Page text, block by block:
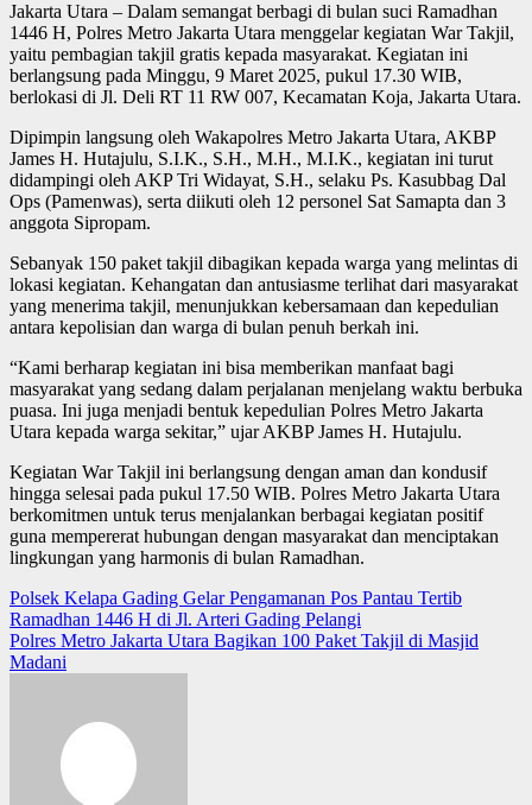
Jakarta Utara – Dalam semangat berbagi di bulan suci Ramadhan
1446 H, Polres Metro Jakarta Utara menggelar kegiatan War Takjil,
yaitu pembagian takjil gratis kepada masyarakat. Kegiatan ini
berlangsung pada Minggu, 9 Maret 2025, pukul 17.30 WIB,
berlokasi di Jl. Deli RT 11 RW 007, Kecamatan Koja, Jakarta Utara.
Dipimpin langsung oleh Wakapolres Metro Jakarta Utara, AKBP
James H. Hutajulu, S.I.K., S.H., M.H., M.I.K., kegiatan ini turut
didampingi oleh AKP Tri Widayat, S.H., selaku Ps. Kasubbag Dal
Ops (Pamenwas), serta diikuti oleh 12 personel Sat Samapta dan 3
anggota Sipropam.
Sebanyak 150 paket takjil dibagikan kepada warga yang melintas di
lokasi kegiatan. Kehangatan dan antusiasme terlihat dari masyarakat
yang menerima takjil, menunjukkan kebersamaan dan kepedulian
antara kepolisian dan warga di bulan penuh berkah ini.
“Kami berharap kegiatan ini bisa memberikan manfaat bagi
masyarakat yang sedang dalam perjalanan menjelang waktu berbuka
puasa. Ini juga menjadi bentuk kepedulian Polres Metro Jakarta
Utara kepada warga sekitar,” ujar AKBP James H. Hutajulu.
Kegiatan War Takjil ini berlangsung dengan aman dan kondusif
hingga selesai pada pukul 17.50 WIB. Polres Metro Jakarta Utara
berkomitmen untuk terus menjalankan berbagai kegiatan positif
guna mempererat hubungan dengan masyarakat dan menciptakan
lingkungan yang harmonis di bulan Ramadhan.
Post
navigation
Polsek Kelapa Gading Gelar Pengamanan Pos Pantau Tertib
Ramadhan 1446 H di Jl. Arteri Gading Pelangi
Polres Metro Jakarta Utara Bagikan 100 Paket Takjil di Masjid
Madani